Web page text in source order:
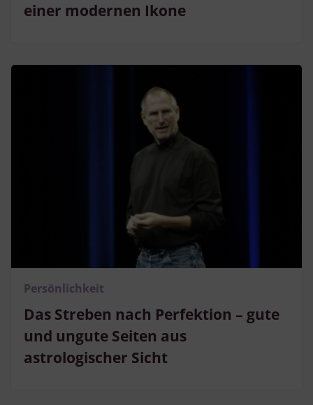
einer modernen Ikone
Das Streben nach Perfektion – gute
und ungute Seiten aus
astrologischer Sicht
Persönlichkeit